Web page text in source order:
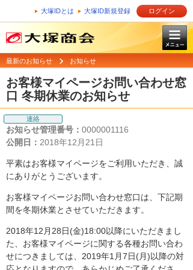
大塚IDとは 大塚ID新規登録 ログイン
最新のお知らせ お知らせ
お客様マイページお問い合わせ窓
口 冬期休業のお知らせ
連絡
お知らせ管理番号： 0000001116
公開日： 2018年12月21日
平素はお客様マイページをご利用いただき、誠
にありがとうございます。
お客様マイページお問い合わせ窓口は、下記期
間を冬期休業とさせていただきます。
2018年12月28日(金)18:00以降にいただきまし
た、お客様マイページに関する各種お問い合わ
せにつきましては、2019年1月7日(月)以降の対